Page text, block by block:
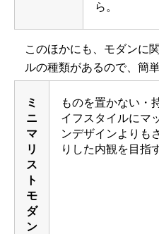
ら。
このほかにも、モダンに
ルの種類があるので、簡
ミ
ニ
マ
リ
ス
ト
モ
ダ
ン
ものを置かない・
イフスタイルにマ
ンデザインよりも
りした内観を目指